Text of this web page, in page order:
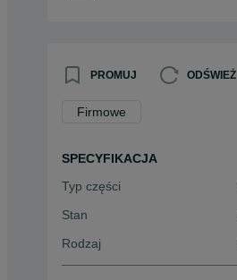
PROMUJ ODŚWIEŻ
Firmowe
SPECYFIKACJA
Typ części
Stan
Rodzaj